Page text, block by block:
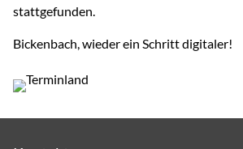
stattgefunden.
Bickenbach, wieder ein Schritt digitaler!